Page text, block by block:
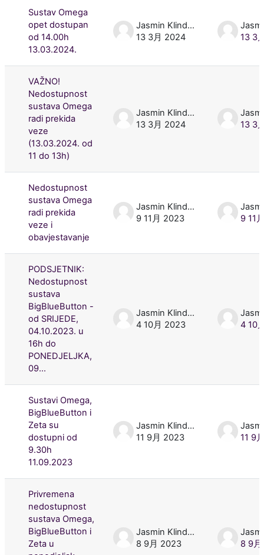
Sustav Omega
opet dostupan
od 14.00h
13.03.2024.
Jasmin Klindžić
13 3月 2024
13 3
VAŽNO!
Nedostupnost
sustava Omega
radi prekida
veze
(13.03.2024. od
11 do 13h)
Jasmin Klindžić
13 3月 2024
13 3
Nedostupnost
sustava Omega
radi prekida
veze i
obavjestavanje
Jasmin Klindžić
9 11月 2023
9 11
PODSJETNIK:
Nedostupnost
sustava
BigBlueButton -
od SRIJEDE,
04.10.2023. u
16h do
PONEDJELJKA,
09...
Jasmin Klindžić
4 10月 2023
4 10
Sustavi Omega,
BigBlueButton i
Zeta su
dostupni od
9.30h
11.09.2023
Jasmin Klindžić
11 9月 2023
11 9
Privremena
nedostupnost
sustava Omega,
BigBlueButton i
Zeta u
Jasmin Klindžić
8 9月 2023
8 9